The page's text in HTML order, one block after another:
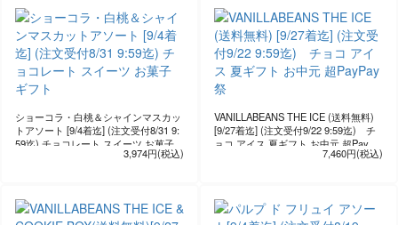
ショーコラ・白桃＆シャインマスカッ
トアソート [9/4着迄] (注文受付8/31 9:
59迄) チョコレート スイーツ お菓子
3,974円(税込)
VANILLABEANS THE ICE (送料無料)
[9/27着迄] (注文受付9/22 9:59迄) チ
ョコ アイス 夏ギフト お中元 超PayPa
7,460円(税込)